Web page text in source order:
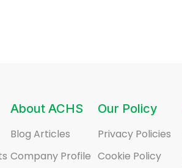
About ACHS
Blog Articles
Company Profile
Our Policy
Privacy Policies
Cookie Policy